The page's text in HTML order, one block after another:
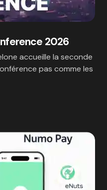
2026
accueille la seconde
pas comme les